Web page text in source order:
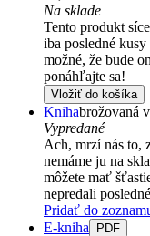
Na sklade
Tento produkt
iba posledné
možné, že bude
ponáhľajte sa!
Vložiť do košíka
Knihabrožovaná
Vypredané
Ach, mrzí nás to,
nemáme ju na
môžete mať
nepredali
Pridať do
E-kniha
PDF